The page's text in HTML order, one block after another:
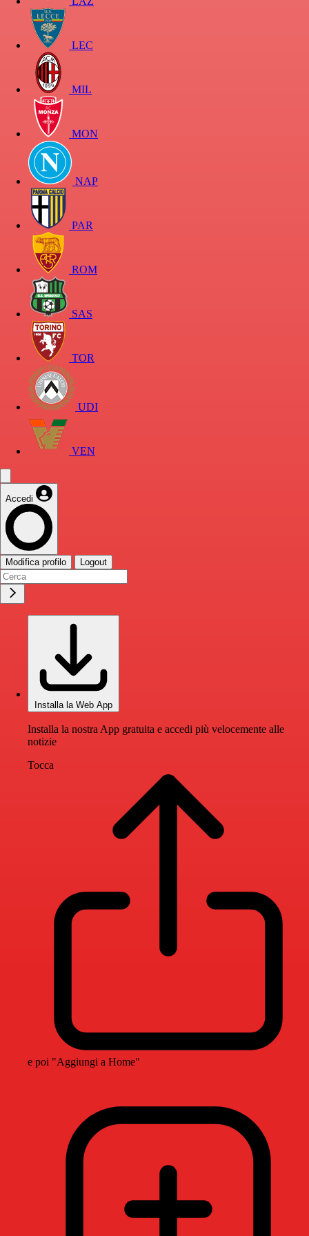
LEC
MIL
MON
NAP
PAR
ROM
SAS
TOR
UDI
VEN
Accedi
Modifica profilo Logout
Installa la Web App
Installa la nostra App gratuita e accedi più velocemente alle
notizie
Tocca
e poi "Aggiungi a Home"